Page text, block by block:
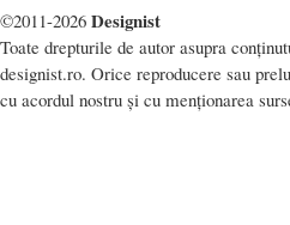
©2011-2026 Designist
Toate drepturile de autor asupra
designist.ro. Orice reproducere sau
cu acordul nostru și cu menționarea